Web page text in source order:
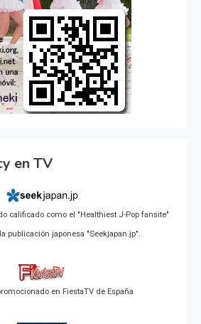
en TV
calificado como el "Healthiest J-Pop fansite"
publicación japonesa "Seekjapan.jp".
en FiestaTV de España